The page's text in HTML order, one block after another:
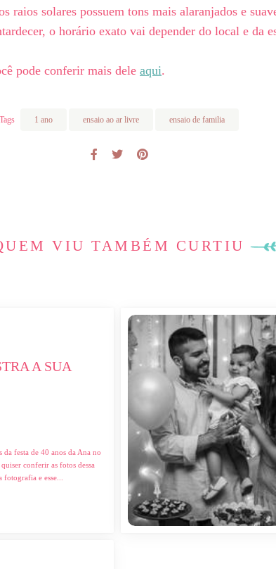
raios solares possuem tons mais alaranjados e
o horário exato vai depender do local e da
pode conferir mais dele aqui.
Tags 1 ano ensaio ao ar livre ensaio de familia
VIU TAMBÉM CURTIU
A SUA
da festa de 40 anos da Ana no
conferir as fotos dessa
e esse...